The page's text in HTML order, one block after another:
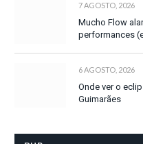
7 AGOSTO, 2026
Mucho Flow
performances
6 AGOSTO, 2026
Onde ver o
Guimarães